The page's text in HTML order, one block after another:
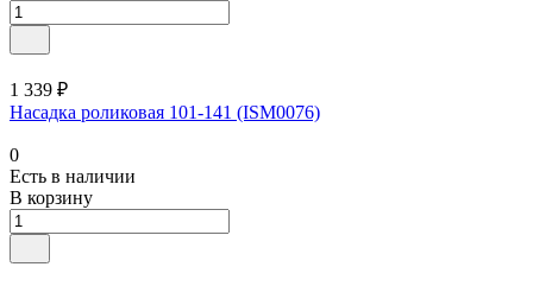
1 339 ₽
Насадка роликовая 101-141 (ISM0076)
0
Есть в наличии
В корзину